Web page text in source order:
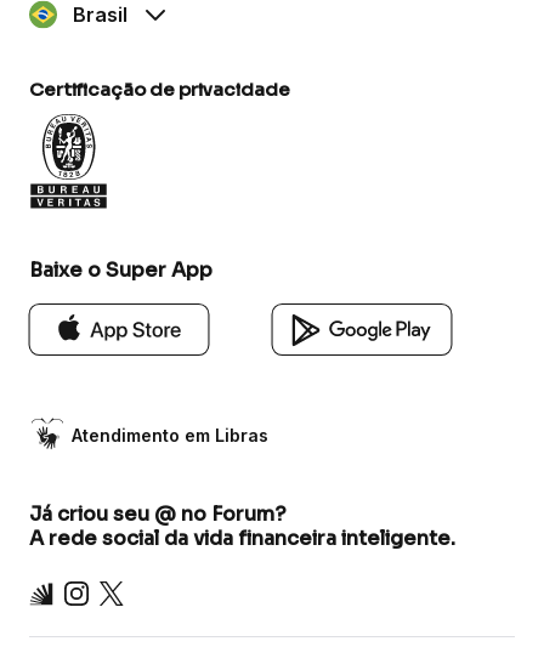
Brasil
Certificação de privacidade
Baixe o Super App
Atendimento em Libras
Já criou seu @ no Forum?
A rede social da vida financeira inteligente.
Inter Instagram
X